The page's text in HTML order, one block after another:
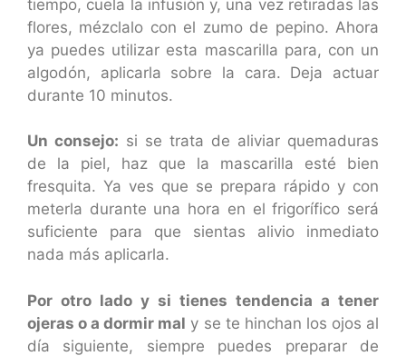
tiempo, cuela la infusión y, una vez retiradas las
flores, mézclalo con el zumo de pepino. Ahora
ya puedes utilizar esta mascarilla para, con un
algodón, aplicarla sobre la cara. Deja actuar
durante 10 minutos.
Un consejo: si se trata de aliviar quemaduras
de la piel, haz que la mascarilla esté bien
fresquita. Ya ves que se prepara rápido y con
meterla durante una hora en el frigorífico será
suficiente para que sientas alivio inmediato
nada más aplicarla.
Por otro lado y si tienes tendencia a tener
ojeras o a dormir mal y se te hinchan los ojos al
día siguiente, siempre puedes preparar de